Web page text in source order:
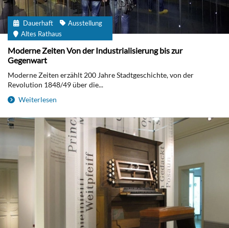
Dauerhaft
Ausstellung
Altes Rathaus
Moderne Zeiten Von der Industrialisierung bis zur
Gegenwart
Moderne Zeiten erzählt 200 Jahre Stadtgeschichte, von der
Revolution 1848/49 über die...
Weiterlesen